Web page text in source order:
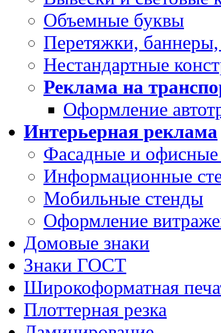
Объемные буквы
Перетяжки,
Нестандартные
Реклама на
Оформление
Интерьерная реклама
Фасадные и офисные
Информационные
Мобильные стенды
Оформление
Домовые знаки
Знаки ГОСТ
Широкоформатная
Плоттерная резка